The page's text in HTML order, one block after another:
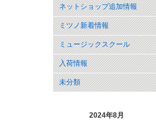
ネットショップ追加情報
ミツノ新着情報
ミュージックスクール
入荷情報
未分類
2024年8月